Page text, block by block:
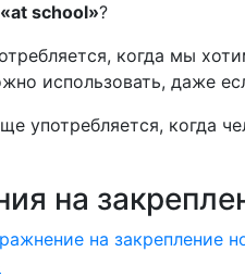
school»?
когда мы
использовать, даже
употребляется, когда
на
на закрепление